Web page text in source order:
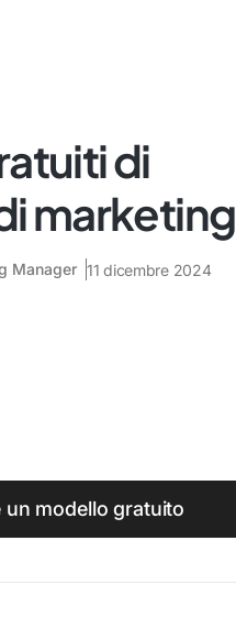
di
marketing
Manager 11 dicembre 2024
un modello gratuito